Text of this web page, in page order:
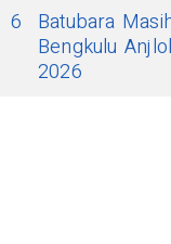
6
Batubara
Bengkulu
2026